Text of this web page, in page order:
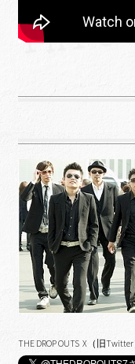
THE DROP OUTS X（旧Twitter